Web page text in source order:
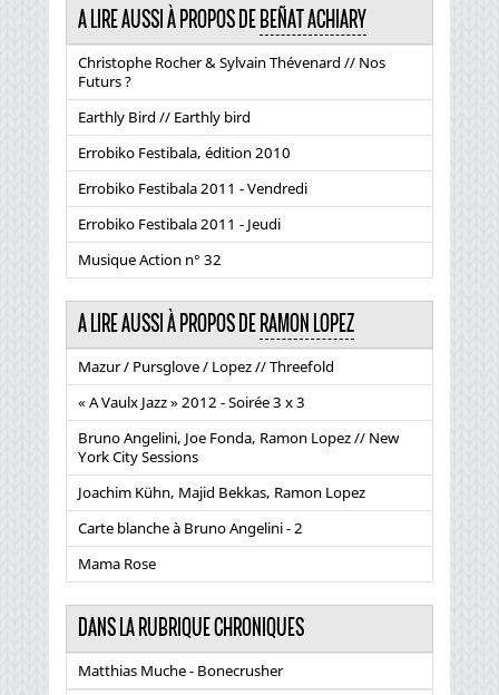
A LIRE AUSSI À PROPOS DE BEÑAT ACHIARY
Christophe Rocher & Sylvain Thévenard // Nos
Futurs ?
Earthly Bird // Earthly bird
Errobiko Festibala, édition 2010
Errobiko Festibala 2011 - Vendredi
Errobiko Festibala 2011 - Jeudi
Musique Action n° 32
A LIRE AUSSI À PROPOS DE RAMON LOPEZ
Mazur / Pursglove / Lopez // Threefold
« A Vaulx Jazz » 2012 - Soirée 3 x 3
Bruno Angelini, Joe Fonda, Ramon Lopez // New
York City Sessions
Joachim Kühn, Majid Bekkas, Ramon Lopez
Carte blanche à Bruno Angelini - 2
Mama Rose
DANS LA RUBRIQUE CHRONIQUES
Matthias Muche - Bonecrusher